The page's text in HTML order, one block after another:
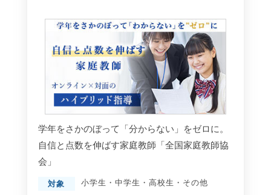
学年をさかのぼって「分からない」をゼロに。
自信と点数を伸ばす家庭教師「全国家庭教師協
会」
対象 小学生 ・ 中学生 ・ 高校生 ・ その他